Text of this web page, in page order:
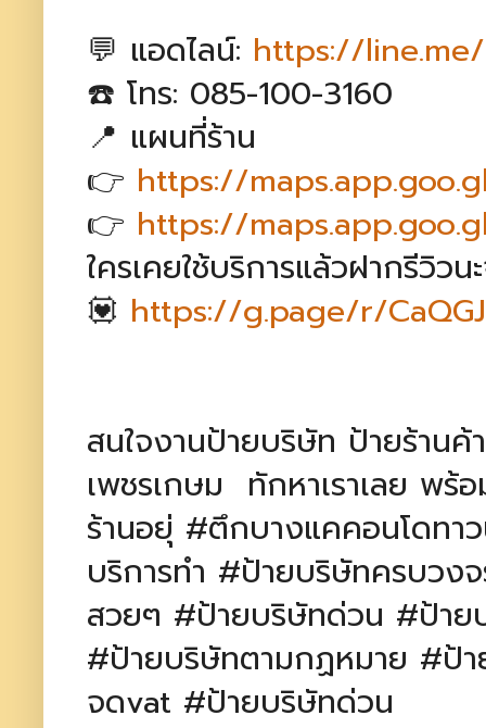
💬 แอดไลน์: https://
☎️ โทร: 085-100-3160
📍 แผนที่ร้าน
👉 https://
👉 https://
ใครเคยใช้บริการแล้วฝากรีวิว
💟 https://g.page/r/
สนใจงานป้ายบริษัท ป้ายร้าน
เพชรเกษม ทักหาเราเลย พร้
ร้านอยุ่ #ตึกบางแคคอนโดทา
บริการทำ #ป้ายบริษัทครบว
สวยๆ #ป้ายบริษัทด่วน #ป้าย
#ป้ายบริษัทตามกฏหมาย #ป้
จดvat #ป้ายบริษัทด่วน